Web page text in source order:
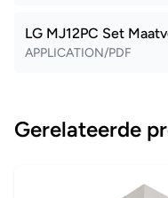
LG MJ12PC Set
APPLICATION/PDF
Gerelateerde